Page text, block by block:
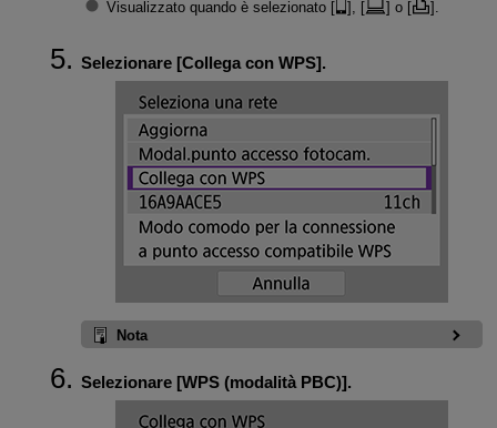
Visualizzato quando è selezionato [ ], [ ] o [ ].
Selezionare [Collega con WPS].
Nota
Selezionare [WPS (modalità PBC)].